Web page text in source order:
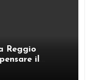
Reggio
il
“ragione